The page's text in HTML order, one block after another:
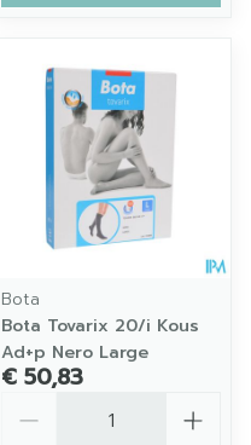
Bota
Bota Tovarix 20/i Kous
Ad+p Nero Large
€ 50,83